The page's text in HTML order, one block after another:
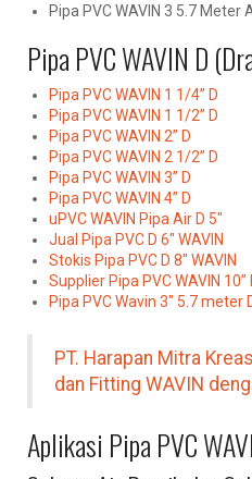
Pipa PVC WAVIN 3 5.7 Meter
Pipa PVC WAVIN D
Pipa PVC WAVIN 1 1/4” D
Pipa PVC WAVIN 1 1/2” D
Pipa PVC WAVIN 2” D
Pipa PVC WAVIN 2 1/2” D
Pipa PVC WAVIN 3” D
Pipa PVC WAVIN 4” D
uPVC WAVIN Pipa Air D 5″
Jual Pipa PVC D 6″ WAVIN
Stokis Pipa PVC D 8″ WAVIN
Supplier Pipa PVC WAVIN 10”
Pipa PVC Wavin 3″ 5.7 meter
PT. Harapan Mitra
dan Fitting WAVIN
Aplikasi Pipa PVC